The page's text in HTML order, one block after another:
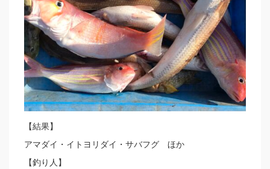
【結果】
アマダイ・イトヨリダイ・サバフグ ほか
【釣り人】